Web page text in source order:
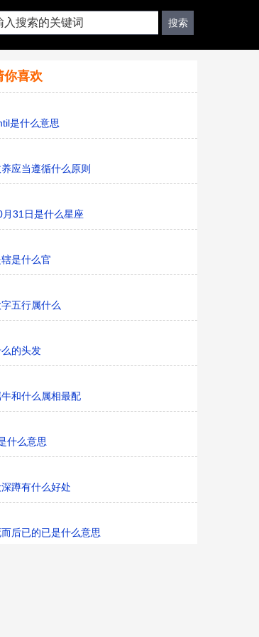
你喜欢
是什么意思
应当遵循什么原则
月31日是什么星座
是什么官
字五行属什么
的头发
牛和什么属相最配
什么意思
蹲有什么好处
后已的已是什么意思